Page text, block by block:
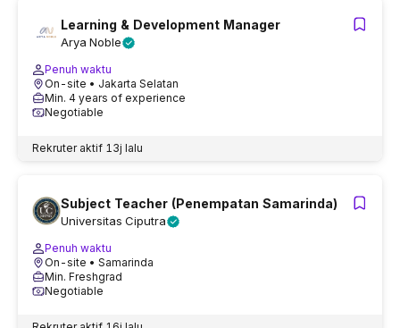
Learning & Development Manager
Arya Noble
Penuh waktu
On-site • Jakarta Selatan
Min. 4 years of experience
Negotiable
Rekruter aktif 13j lalu
Subject Teacher (Penempatan Samarinda)
Universitas Ciputra
Penuh waktu
On-site • Samarinda
Min. Freshgrad
Negotiable